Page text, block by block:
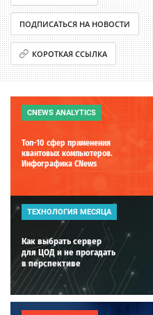
ПОДПИСАТЬСЯ НА НОВОСТИ
КОРОТКАЯ ССЫЛКА
CNEWS ANALYTICS
Топ-10 сфер применения
квантовых компьютеров.
Инфографика CNews
ТЕХНОЛОГИЯ МЕСЯЦА
Как выбрать сервер
для ЦОД и не прогадать
в перспективе